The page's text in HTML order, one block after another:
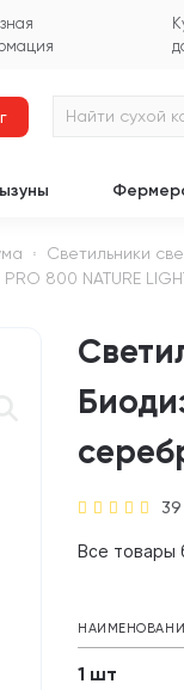
Светильники
800 NATURE
39
Все товары
1 шт